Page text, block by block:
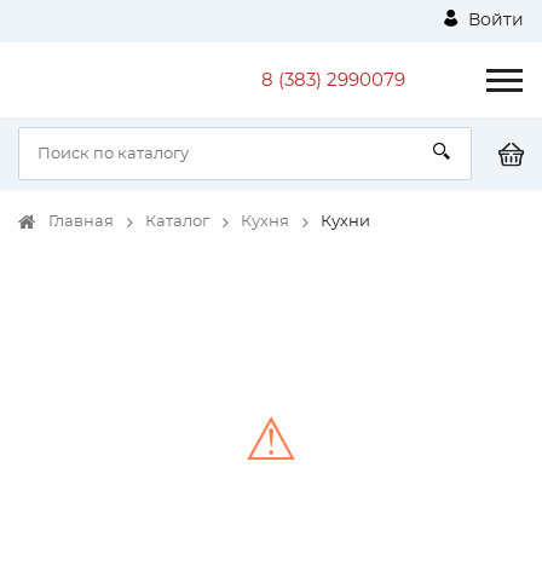
Войти
8 (383) 2990079
Главная Каталог Кухня Кухни
⚠